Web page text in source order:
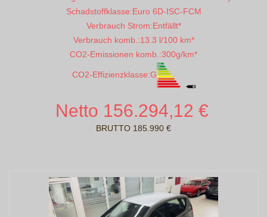
Schadstoffklasse:Euro 6D-ISC-FCM
Verbrauch Strom:Entfällt*
Verbrauch komb.:13.3 l/100 km*
CO2-Emissionen komb.:300g/km*
CO2-Effizienzklasse:G
Netto 156.294,12 €
BRUTTO 185.990 €